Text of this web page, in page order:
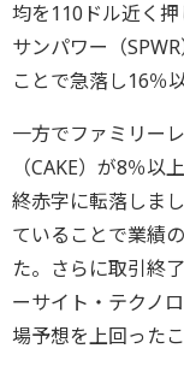
均を110ドル近く
サンパワー（
ことで急落し16％
一方でファミリー
（CAKE）が8％
終赤字に転落しま
ていることで業績
た。さらに取引終
ーサイト・テクノ
場予想を上回った